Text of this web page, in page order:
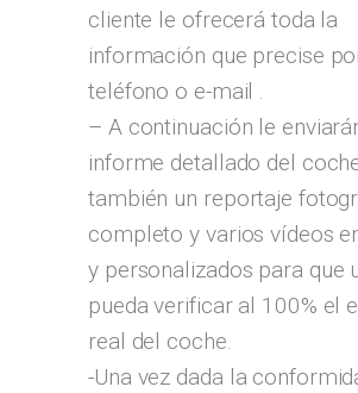
cliente le ofrecerá toda la
información que precise
teléfono o e-mail .
– A continuación le
informe detallado del
también un reportaje
completo y varios vídeos
y personalizados para que
pueda verificar al 100% el
real del coche.
-Una vez dada la